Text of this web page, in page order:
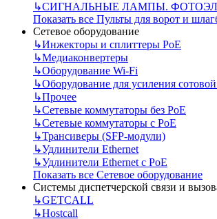
↳СИГНАЛЬНЫЕ ЛАМПЫ.
Показать все Пульты для ворот и
Сетевое оборудование
↳Инжекторы и сплиттеры РоЕ
↳Медиаконвертеры
↳Оборудование Wi-Fi
↳Оборудование для усиления сотовой
↳Прочее
↳Сетевые коммутаторы без РоЕ
↳Сетевые коммутаторы с РоЕ
↳Трансиверы (SFP-модули)
↳Удлинители Ethernet
↳Удлинители Ethernet с PoE
Показать все Сетевое оборудование
Системы диспетчерской связи и
↳GETCALL
↳Hostcall